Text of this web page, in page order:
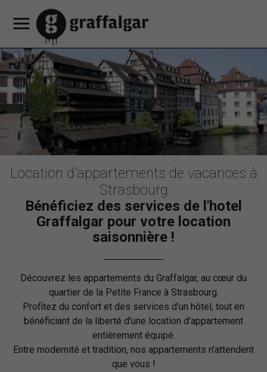
FR
EN
DE
Réserver
une
chambre
d'hotel
Réserver
un
appartement
Consigne
à
bagages
Réserver
une
table
Notre
hôtel
Découvrez
nos
chambres
Offres
promotionnelles
Nos
services
Café
Restaurant
HEY
MAMA
Notre
programmation
culturelle
Nos
partenaires
Contacts
& accès
Location d'appartements de vacances à
Strasbourg
Bénéficiez des services de l'hotel
Graffalgar pour votre location
saisonnière !
Découvrez les appartements du Graffalgar, au cœur du
quartier de la Petite France à Strasbourg.
Profitez du confort et des services d’un hôtel, tout en
bénéficiant de la liberté d’une location d’appartement
entièrement équipé.
Entre modernité et tradition, nos appartements n'attendent
que vous !